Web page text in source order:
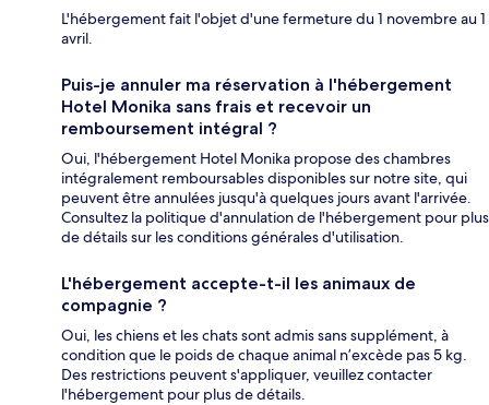
L'hébergement fait l'objet d'une fermeture du 1 novembre au 1
avril.
Puis-je annuler ma réservation à l'hébergement
Hotel Monika sans frais et recevoir un
remboursement intégral ?
Oui, l'hébergement Hotel Monika propose des chambres
intégralement remboursables disponibles sur notre site, qui
peuvent être annulées jusqu'à quelques jours avant l'arrivée.
Consultez la politique d'annulation de l'hébergement pour plus
de détails sur les conditions générales d'utilisation.
L'hébergement accepte-t-il les animaux de
compagnie ?
Oui, les chiens et les chats sont admis sans supplément, à
condition que le poids de chaque animal n’excède pas 5 kg.
Des restrictions peuvent s'appliquer, veuillez contacter
l'hébergement pour plus de détails.